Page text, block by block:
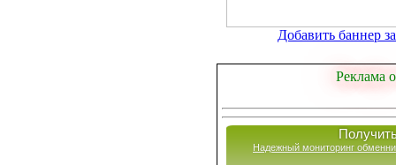
Добавить баннер
Реклама
Надежный мониторинг